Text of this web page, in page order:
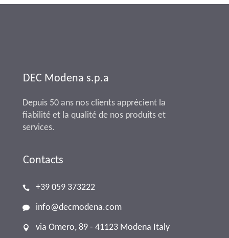
DEC Modena s.p.a
Depuis 50 ans nos clients apprécient la
fiabilité et la qualité de nos produits et
services.
Contacts
+39 059 373222
info@decmodena.com
via Omero, 89 - 41123 Modena Italy